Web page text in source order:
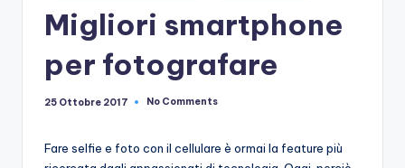
Migliori smartphone
per fotografare
25 Ottobre 2017 No Comments
Fare selfie e foto con il cellulare è ormai la feature più